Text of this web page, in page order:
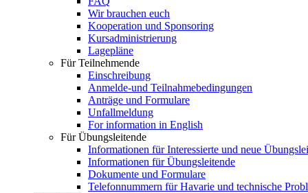
Wir brauchen euch
Kooperation und Sponsoring
Kursadministrierung
Lagepläne
Für Teilnehmende
Einschreibung
Anmelde-und Teilnahmebedingungen
Anträge und Formulare
Unfallmeldung
For information in English
Für Übungsleitende
Informationen für Interessierte und neue
Informationen für Übungsleitende
Dokumente und Formulare
Telefonnummern für Havarie und technische